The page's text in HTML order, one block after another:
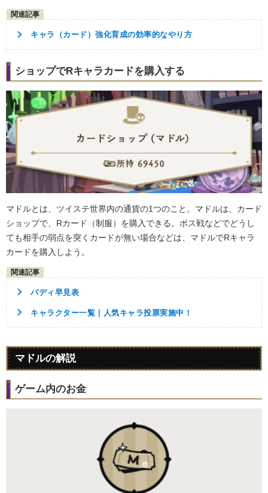
キャラ（カード）強化育成の効率的なやり方
ショップでRキャラカードを購入する
マドルとは、ツイステ世界内の通貨の1つのこと。マドルは、カード
ショップで、Rカード（制服）を購入できる。ボス戦などでどうし
ても相手の弱点を突くカードが無い場合などは、マドルでRキャラ
カードを購入しよう。
バディ早見表
キャラクター一覧｜人気キャラ投票実施中！
マドルの解説
ゲーム内のお金